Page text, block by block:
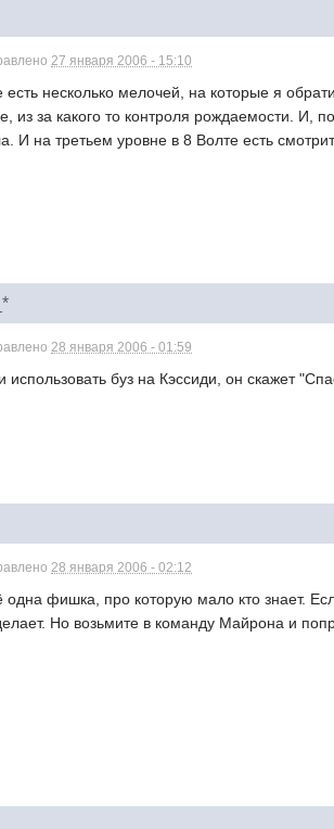
27 января 2006 - 15:10
несколько мелочей, на которые я
из за какого то контроля рождаемости. И,
И на третьем уровне в 8 Волте есть
28 января 2006 - 01:59
использовать буз на Кэссиди, он скажет
28 января 2006 - 02:12
фишка, про которую мало кто знает.
Но возьмите в команду Майрона и